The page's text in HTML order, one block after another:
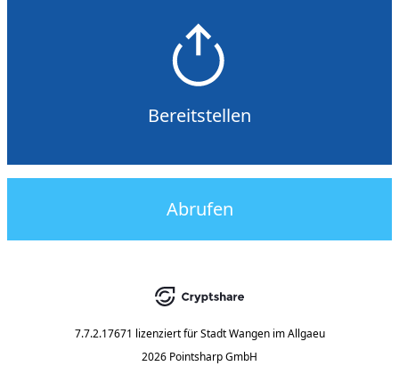
Bereitstellen
Abrufen
7.7.2.17671 lizenziert für Stadt Wangen im Allgaeu
2026 Pointsharp GmbH